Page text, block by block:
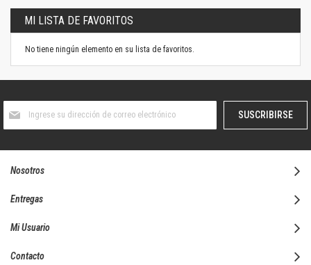
MI LISTA DE FAVORITOS
No tiene ningún elemento en su lista de favoritos.
boletín
SUSCRIBIRSE
Nosotros
Entregas
Mi Usuario
Contacto